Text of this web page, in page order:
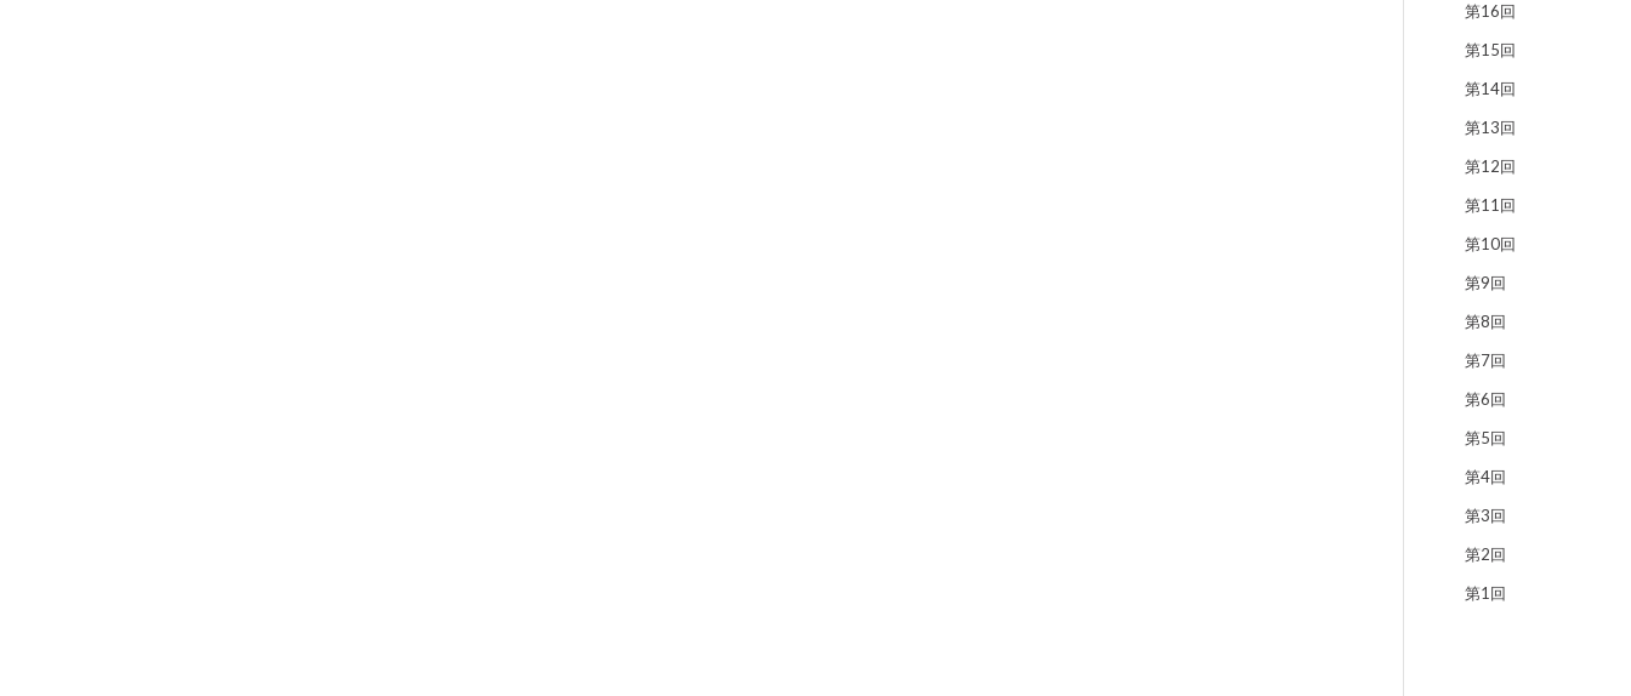
第16回
第15回
第14回
第13回
第12回
第11回
第10回
第9回
第8回
第7回
第6回
第5回
第4回
第3回
第2回
第1回